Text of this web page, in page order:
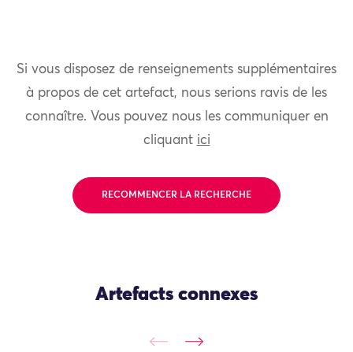
Si vous disposez de renseignements supplémentaires
à propos de cet artefact, nous serions ravis de les
connaître. Vous pouvez nous les communiquer en
cliquant ici
RECOMMENCER LA RECHERCHE
Artefacts connexes